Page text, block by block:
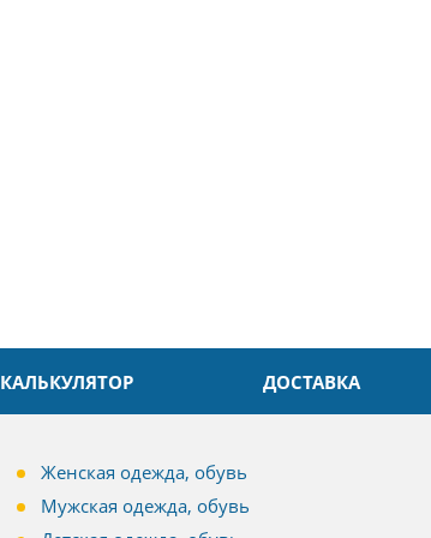
КАЛЬКУЛЯТОР ДОСТАВКА
Женская одежда, обувь
Мужская одежда, обувь